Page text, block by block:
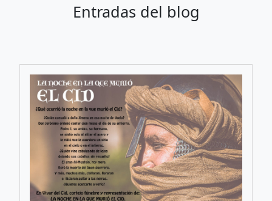
Entradas del blog